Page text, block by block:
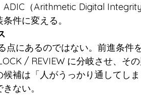
ADIC（Arithmetic Digital
件に変える。
点にあるのではない。前進条件
/ REVIEW に分岐させ、そ
補は「人がうっかり通してし
ない。